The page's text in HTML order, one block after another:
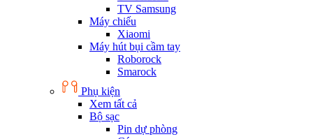
TV Samsung
Máy chiếu
Xiaomi
Máy hút bụi cầm tay
Roborock
Smarock
Phụ kiện
Xem tất cả
Bộ sạc
Pin dự phòng